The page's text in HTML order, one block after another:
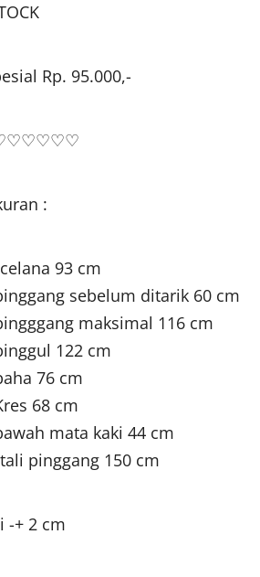
Rp. 95.000,-
:
93 cm
sebelum ditarik 60 cm
maksimal 116 cm
122 cm
76 cm
68 cm
mata kaki 44 cm
pinggang 150 cm
-+ 2 cm